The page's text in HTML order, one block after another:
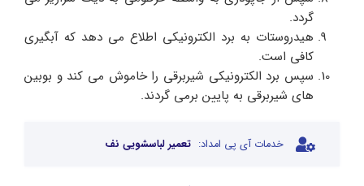
گردد.
هیدروستات به برد الکترونیکی اطلاع می دهد که آبگیری
کافی است.
سپس برد الکترونیکی شیربرقی را خاموش می کند و بوبین
های شیربرقی به پایین برمی گردند.
خدمات آی پی امداد: تعمیر لباسشویی نف